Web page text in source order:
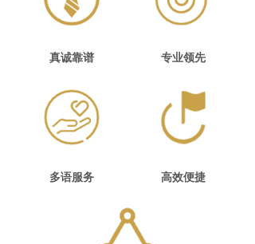
真诚靠谱 专业领先
多语服务 高效便捷